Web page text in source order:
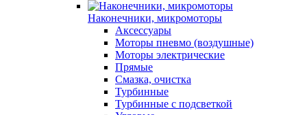
Наконечники, микромоторы
Аксессуары
Моторы пневмо (воздушные)
Моторы электрические
Прямые
Смазка, очистка
Турбинные
Турбинные с подсветкой